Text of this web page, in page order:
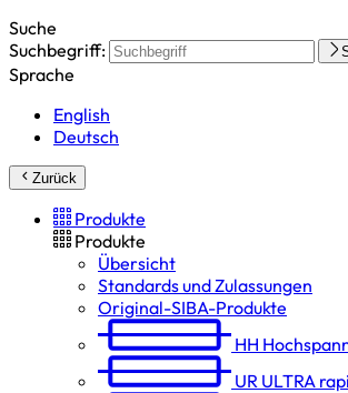
Suche
Suchbegriff:
Sprache
English
Deutsch
Zurück
Produkte
Produkte
Übersicht
Standards und Zulassungen
Original-SIBA-Produkte
HH
UR ULTRA